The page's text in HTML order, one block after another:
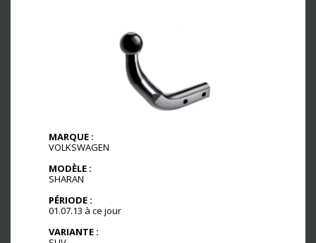
MARQUE :
VOLKSWAGEN
MODÈLE :
SHARAN
PÉRIODE :
01.07.13 à ce jour
VARIANTE :